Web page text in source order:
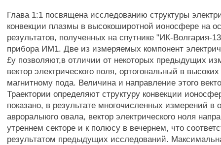
Глава 1:1 посвящена исследованию структуры
конвекции плазмы в высокоширотной ионосфере на
результатов, полученных на спутнике "ИК-Волгария-
прибора ИМ1. Две из измеряемых компонент
£у позволяют,в отличии от некоторых предыдущих
вектор электрического поля, ортогональный в
магнитному пода. Величина и направление этого
Траектории определяют структуру конвекции
показано, в результате многочисленных измерений в
авроралыюго овала, вектор электрического ноля
утреннем секторе и к полюсу в вечернем, что
результатом предыдущих исследований.